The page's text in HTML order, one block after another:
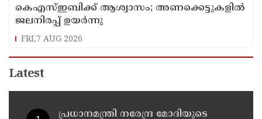
കെഎസ്ഇബിക്ക് ആശ്വാസം; അണക്കെട്ടുകളില്‍
ജലനിരപ്പ് ഉയര്‍ന്നു
FRI,7 AUG 2026
Latest
പ്രധാനമന്ത്രി നരേന്ദ്ര മോദിയുടെ